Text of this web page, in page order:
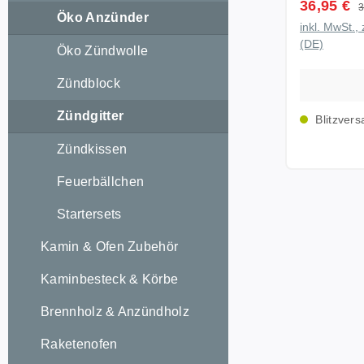
Öko Anzünder
Öko Zündwolle
Zündblock
Zündgitter
Zündkissen
Feuerbällchen
Startersets
Kamin & Ofen Zubehör
Kaminbesteck & Körbe
Brennholz & Anzündholz
Raketenofen
schnelles
Brenndauer! intensives
schädliche
36,95 €
inkl. MwSt.,
(DE)